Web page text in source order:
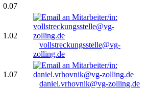
0.07
1.02
vollstreckungsstelle@vg-
zolling.de
1.07
daniel.vrhovnik@vg-zolling.de